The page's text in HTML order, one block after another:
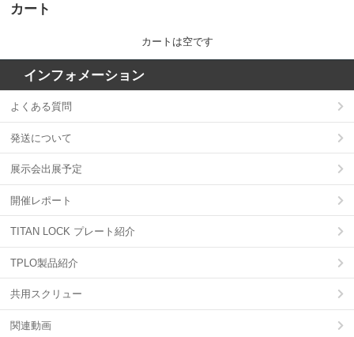
カート
カートは空です
インフォメーション
よくある質問
発送について
展示会出展予定
開催レポート
TITAN LOCK プレート紹介
TPLO製品紹介
共用スクリュー
関連動画